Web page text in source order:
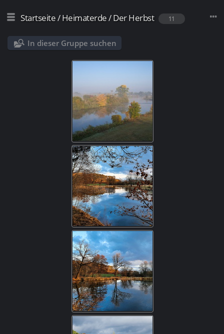
Startseite/Heimaterde/Der Herbst 11
In dieser Gruppe suchen